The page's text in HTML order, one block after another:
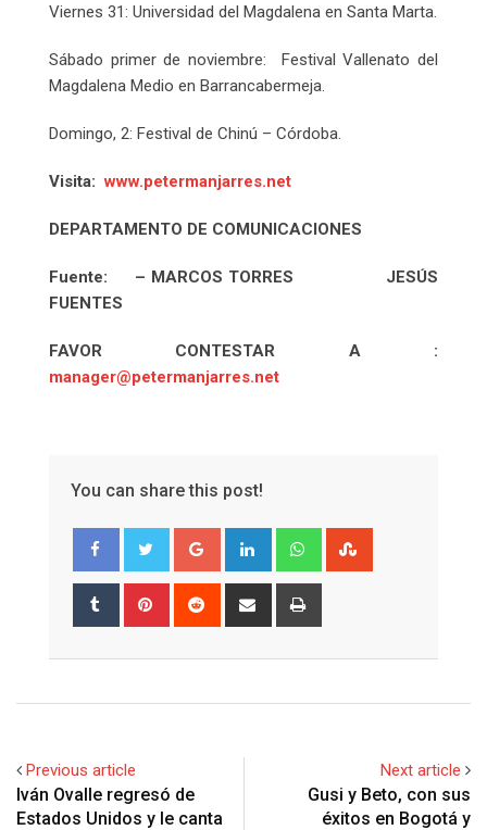
Viernes 31: Universidad del Magdalena en Santa Marta.
Sábado primer de noviembre: Festival Vallenato del
Magdalena Medio en Barrancabermeja.
Domingo, 2: Festival de Chinú – Córdoba.
Visita:www.petermanjarres.net
DEPARTAMENTO DE COMUNICACIONES
Fuente: – MARCOS TORRES JESÚS
FUENTES
FAVOR CONTESTAR A :
manager@petermanjarres.net
You can share this post!
Google+ LinkedIn Whatsapp
Tumblr Pinterest Reddit
Share
Previous article
Iván Ovalle regresó de
Estados Unidos y le canta
Next article
Gusi y Beto, con sus
éxitos en Bogotá y